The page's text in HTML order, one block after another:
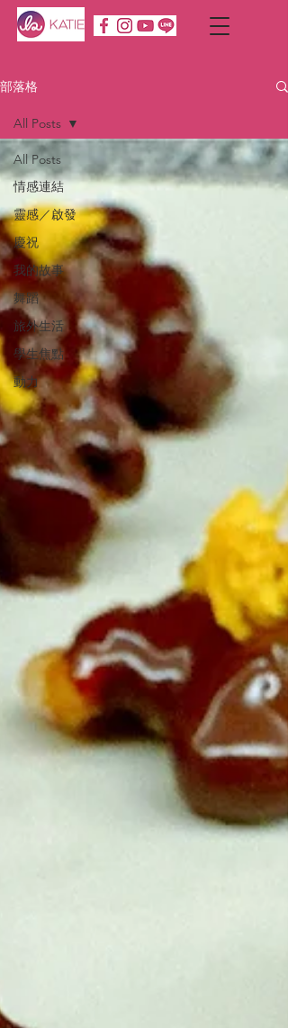
部落格
All Posts
情感連結
靈感／啟發
慶祝
我的故事
舞蹈
旅外生活
學生焦點
動力
All Posts